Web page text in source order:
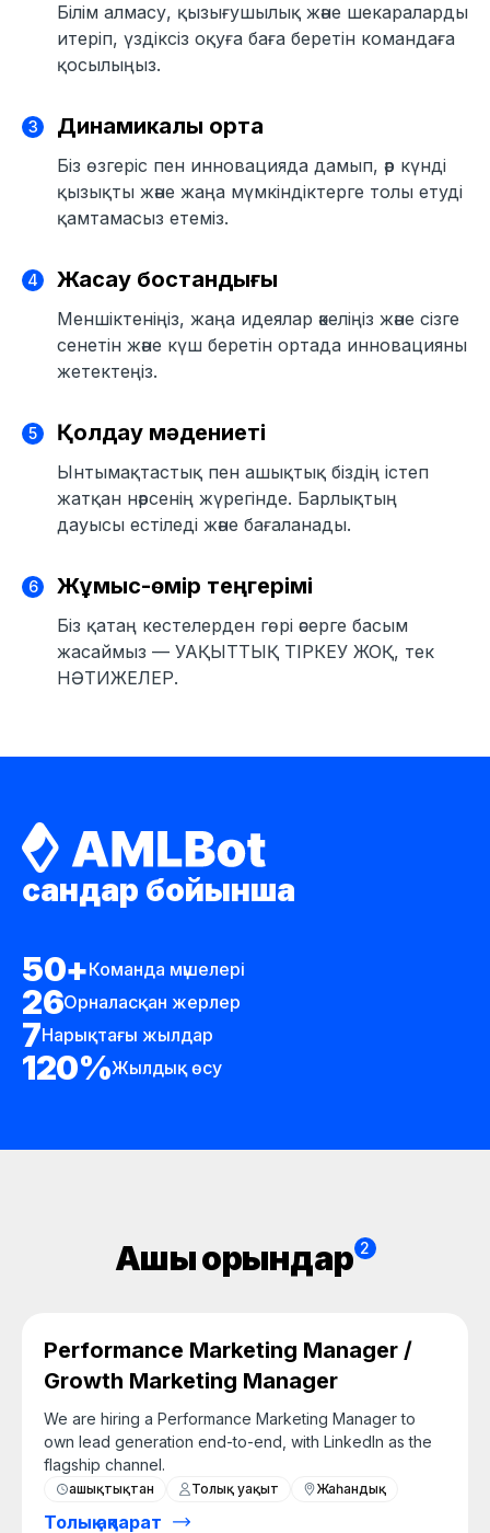
Білім алмасу, қызығушылық және шекараларды
итеріп, үздіксіз оқуға баға беретін командаға
қосылыңыз.
Динамикалық орта
Біз өзгеріс пен инновацияда дамып, әр күнді
қызықты және жаңа мүмкіндіктерге толы етуді
қамтамасыз етеміз.
Жасау бостандығы
Меншіктеніңіз, жаңа идеялар әкеліңіз және сізге
сенетін және күш беретін ортада инновацияны
жетектеңіз.
Қолдау мәдениеті
Ынтымақтастық пен ашықтық біздің істеп
жатқан нәрсенің жүрегінде. Барлықтың
дауысы естіледі және бағаланады.
Жұмыс-өмір теңгерімі
Біз қатаң кестелерден гөрі әсерге басым
жасаймыз — УАҚЫТТЫҚ ТІРКЕУ ЖОҚ, тек
НӘТИЖЕЛЕР.
сандар бойынша
50+Команда мүшелері
26Орналасқан жерлер
7Нарықтағы жылдар
120%Жылдық өсу
Ашық орындар 2
Performance Marketing Manager /
Growth Marketing Manager
We are hiring a Performance Marketing Manager to
own lead generation end-to-end, with LinkedIn as the
flagship channel.
Толық ақпарат
Қашықтықтан Толық уақыт Жаһандық